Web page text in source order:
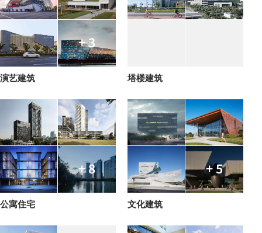
+ 3
演艺建筑 塔楼建筑
+ 8
公寓住宅
+ 5
文化建筑